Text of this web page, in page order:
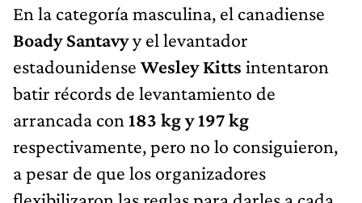
En la categoría masculina, el canadiense
Boady Santavyy el levantador
estadounidense Wesley Kitts intentaron
batir récords de levantamiento de
arrancada con 183 kg y 197 kg
respectivamente, pero no lo consiguieron,
a pesar de que los organizadores